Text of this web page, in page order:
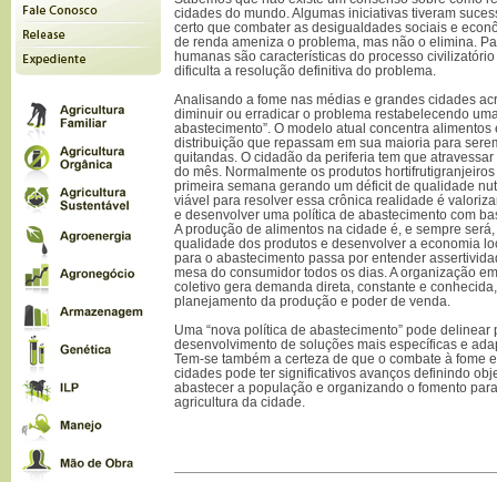
cidades do mundo. Algumas iniciativas tiveram
certo que combater as desigualdades sociais e
de renda ameniza o problema, mas não o elimina.
humanas são características do processo
dificulta a resolução definitiva do problema.
Analisando a fome nas médias e grandes cidades
diminuir ou erradicar o problema restabelecendo
abastecimento”. O modelo atual concentra
distribuição que repassam em sua maioria para
quitandas. O cidadão da periferia tem que atravessar
do mês. Normalmente os produtos
primeira semana gerando um déficit de qualidade
viável para resolver essa crônica realidade é
e desenvolver uma política de abastecimento com
A produção de alimentos na cidade é, e sempre
qualidade dos produtos e desenvolver a economia
para o abastecimento passa por entender
mesa do consumidor todos os dias. A organização
coletivo gera demanda direta, constante e
planejamento da produção e poder de venda.
Uma “nova política de abastecimento” pode delinear
desenvolvimento de soluções mais específicas e
Tem-se também a certeza de que o combate à fome
cidades pode ter significativos avanços definindo
abastecer a população e organizando o fomento
agricultura da cidade.